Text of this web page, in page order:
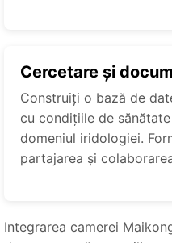
Cercetare și
Construiți o bază de
cu condițiile de
domeniul iridologiei.
partajarea și
Integrarea camerei